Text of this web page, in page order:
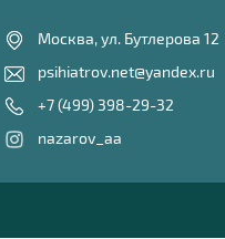
Москва, ул. Бутлерова 12
psihiatrov.net@yandex.ru
+7 (499) 398-29-32
nazarov_aa